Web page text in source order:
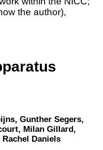
, Gunther Segers,
, Milan Gillard,
Rachel Daniels
the author),